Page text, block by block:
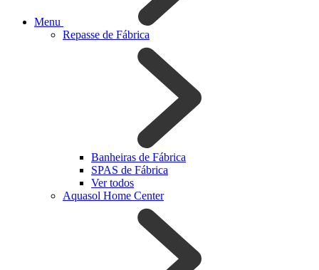
Menu
Repasse de Fábrica
Banheiras de Fábrica
SPAS de Fábrica
Ver todos
Aquasol Home Center